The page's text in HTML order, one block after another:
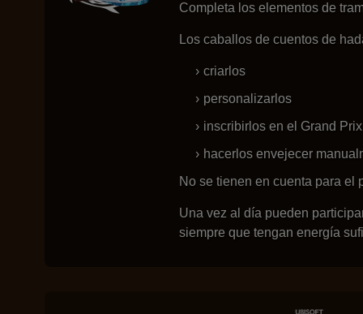
Completa los elementos de
Los caballos de cuentos de
criarlos
personalizarlos
inscribirlos en el Grand Prix
hacerlos envejecer
No se tienen en cuenta para el
Una vez al día pueden
siempre que tengan energía